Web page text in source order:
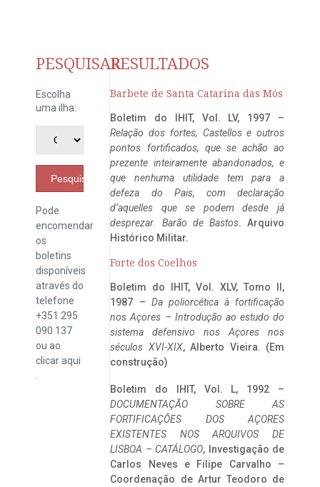
PESQUISAR
Escolha
uma ilha:
Pesquisar
Pode
encomendar
os
boletins
disponíveis
através do
telefone
+351 295
090 137
ou ao
clicaraqui
RESULTADOS
Barbete de Santa Catarina das Mós
Boletim do IHIT, Vol. LV, 1997 –
Relação dos fortes, Castellos e outros
pontos fortificados, que se achão ao
prezente inteiramente abandonados, e
que nenhuma utilidade tem para a
defeza do Pais, com declaração
d’aquelles que se podem desde já
desprezar. Barão de Bastos. Arquivo
Histórico Militar.
Forte dos Coelhos
Boletim do IHIT, Vol. XLV, Tomo II,
1987 – Da poliorcética à fortificação
nos Açores – Introdução ao estudo do
sistema defensivo nos Açores nos
séculos XVI-XIX, Alberto Vieira. (Em
construção)
Boletim do IHIT, Vol. L, 1992 –
DOCUMENTAÇÃO SOBRE AS
FORTIFICAÇÕES DOS AÇORES
EXISTENTES NOS ARQUIVOS DE
LISBOA – CATÁLOGO, Investigação de
Carlos Neves e Filipe Carvalho –
Coordenação de Artur Teodoro de